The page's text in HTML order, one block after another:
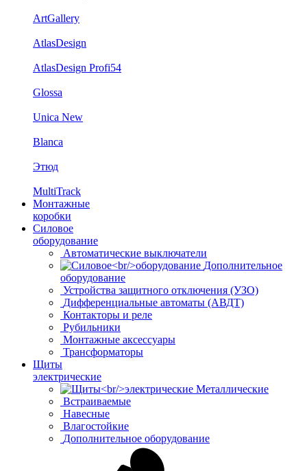
ArtGallery
AtlasDesign
AtlasDesign Profi54
Glossa
Unica New
Blanca
Этюд
MultiTrack
Монтажные
коробки
Силовое
оборудование
Автоматические выключатели
Дополнительное
оборудование
Устройства защитного отключения (УЗО)
Дифференциальные автоматы (АВДТ)
Контакторы и реле
Рубильники
Монтажные аксессуары
Трансформаторы
Щиты
электрические
Металлические
Встраиваемые
Навесные
Влагостойкие
Дополнительное оборудование